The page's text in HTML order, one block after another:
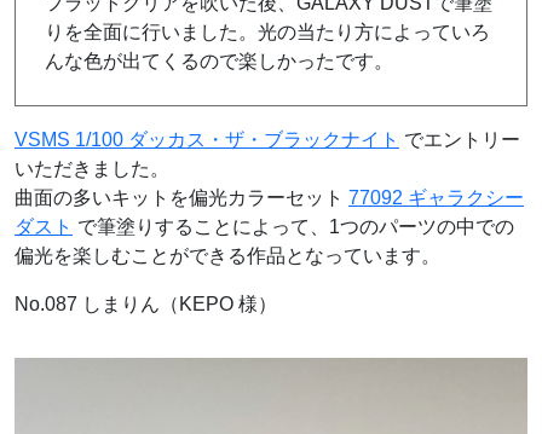
りを全面に行いました。光の当たり方によっていろ
んな色が出てくるので楽しかったです。
VSMS 1/100 ダッカス・ザ・ブラックナイト でエントリー
いただきました。
曲面の多いキットを偏光カラーセット 77092 ギャラクシー
ダスト で筆塗りすることによって、1つのパーツの中での
偏光を楽しむことができる作品となっています。
No.087 しまりん（KEPO 様）